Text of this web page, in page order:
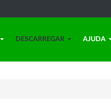
DESCARREGAR AJUDA